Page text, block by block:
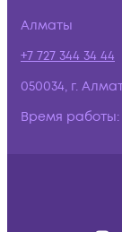
Алматы
+7 727 344 34 44
050034, г.
Время работы: